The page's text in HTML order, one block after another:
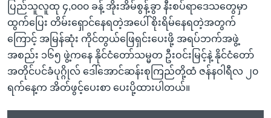
ပြည်သူလူထု ၄,၀၀၀ ခန့် အိုးအိမ်စွန့်ခွာ နီးစပ်ရာဒေသတွေမှာ
ထွက်ပြေး တိမ်းရှောင်နေရတဲ့အပေါ် စိုးရိမ်နေရတဲ့အတွက်
ကြောင့် အမြန်ဆုံး ကိုင်တွယ်ဖြေရှင်းပေးဖို့ အရပ်ဘက်အဖွဲ့
အစည်း ၁၆၅ ဖွဲ့ကနေ နိုင်ငံတော်သမ္မတ ဦးဝင်းမြင့်နဲ့ နိုင်ငံတော်
အတိုင်ပင်ခံပုဂ္ဂိုလ် ဒေါ်အောင်ဆန်းစုကြည်တို့ထံ ဇန်နဝါရီလ ၂၀
ရက်နေ့က အိတ်ဖွင့်ပေးစာ ပေးပို့ထားပါတယ်။